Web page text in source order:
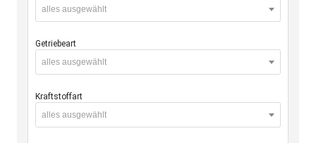
alles ausgewählt
Getriebeart
alles ausgewählt
Kraftstoffart
alles ausgewählt